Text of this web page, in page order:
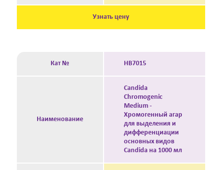
Узнать цену
Кат № HB7015
Наименование
Candida
Chromogenic
Medium -
Хромогенный агар
для выделения и
дифференциации
основных видов
Candida на 1000 мл